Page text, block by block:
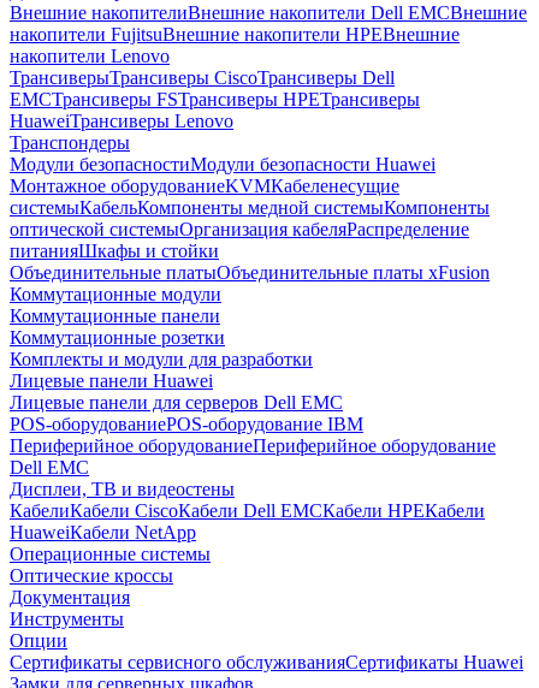
Внешние накопителиВнешние накопители Dell EMCВнешние
накопители FujitsuВнешние накопители HPEВнешние
накопители Lenovo
ТрансиверыТрансиверы CiscoТрансиверы Dell
EMCТрансиверы FSТрансиверы HPEТрансиверы
HuaweiТрансиверы Lenovo
Транспондеры
Модули безопасностиМодули безопасности Huawei
Монтажное оборудованиеKVMКабеленесущие
системыКабельКомпоненты медной системыКомпоненты
оптической системыОрганизация кабеляРаспределение
питанияШкафы и стойки
Объединительные платыОбъединительные платы xFusion
Коммутационные модули
Коммутационные панели
Коммутационные розетки
Комплекты и модули для разработки
Лицевые панели Huawei
Лицевые панели для серверов Dell EMC
POS-оборудованиеPOS-оборудование IBM
Периферийное оборудованиеПериферийное оборудование
Dell EMC
Дисплеи, ТВ и видеостены
КабелиКабели CiscoКабели Dell EMCКабели HPEКабели
HuaweiКабели NetApp
Операционные системы
Оптические кроссы
Документация
Инструменты
Опции
Сертификаты сервисного обслуживанияСертификаты Huawei
Замки для серверных шкафов